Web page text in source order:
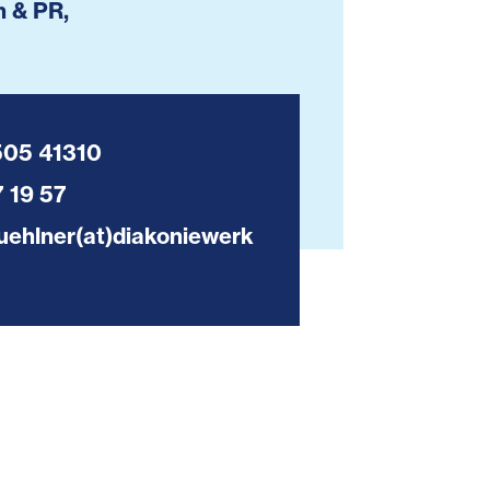
& PR,
41310
19 57